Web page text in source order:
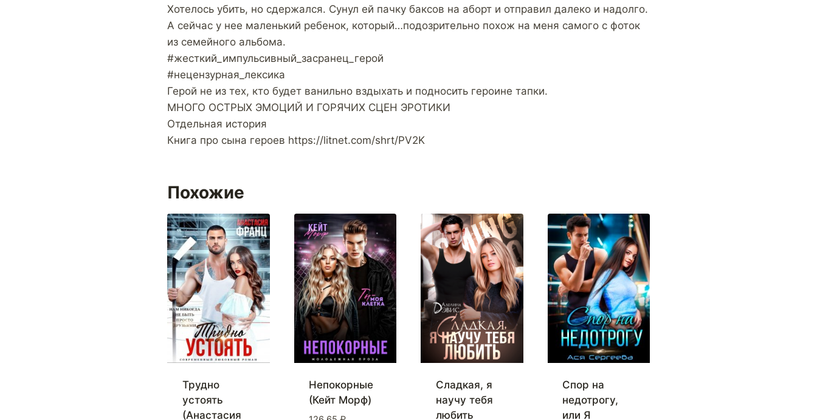
Хотелось убить, но сдержался. Сунул ей пачку баксов на аборт и отправил далеко и надолго.
А сейчас у нее маленький ребенок, который…подозрительно похож на меня самого с фоток
из семейного альбома.
#жесткий_импульсивный_засранец_герой
#нецензурная_лексика
Герой не из тех, кто будет ванильно вздыхать и подносить героине тапки.
МНОГО ОСТРЫХ ЭМОЦИЙ И ГОРЯЧИХ СЦЕН ЭРОТИКИ
Отдельная история
Книга про сына героев https://litnet.com/shrt/PV2K
Похожие
Трудно
устоять
(Анастасия
Непокорные
(Кейт Морф)
Сладкая, я
научу тебя
любить
Спор на
недотрогу,
или Я